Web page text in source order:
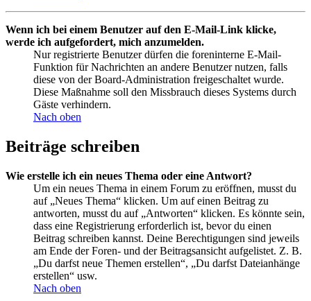
Wenn ich bei einem Benutzer auf den E-Mail-Link klicke,
werde ich aufgefordert, mich anzumelden.
Nur registrierte Benutzer dürfen die foreninterne E-Mail-
Funktion für Nachrichten an andere Benutzer nutzen, falls
diese von der Board-Administration freigeschaltet wurde.
Diese Maßnahme soll den Missbrauch dieses Systems durch
Gäste verhindern.
Nach oben
Beiträge schreiben
Wie erstelle ich ein neues Thema oder eine Antwort?
Um ein neues Thema in einem Forum zu eröffnen, musst du
auf „Neues Thema“ klicken. Um auf einen Beitrag zu
antworten, musst du auf „Antworten“ klicken. Es könnte sein,
dass eine Registrierung erforderlich ist, bevor du einen
Beitrag schreiben kannst. Deine Berechtigungen sind jeweils
am Ende der Foren- und der Beitragsansicht aufgelistet. Z. B.
„Du darfst neue Themen erstellen“, „Du darfst Dateianhänge
erstellen“ usw.
Nach oben